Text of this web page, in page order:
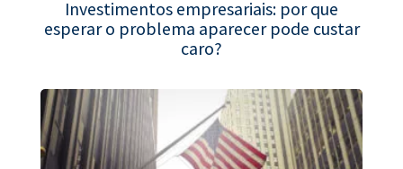
Investimentos empresariais: por que
esperar o problema aparecer pode custar
caro?